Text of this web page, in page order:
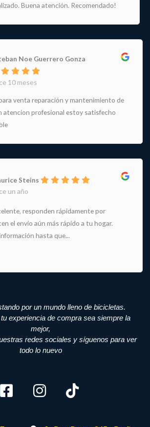
Buena atención. Recomendado!
Noe Guerrero Gonza
10 meses
venta reparación y mantenimiento de
atencion profesional estoy satisfecho
Steins
un año
responden rápidamente por
el envío aún más rápido a tu hogar.
hasta que...
por un mundo lleno de bicicletas.
experiencia de compra sea siempre la
mejor,
redes sociales y síguenos para ver
todo lo nuevo